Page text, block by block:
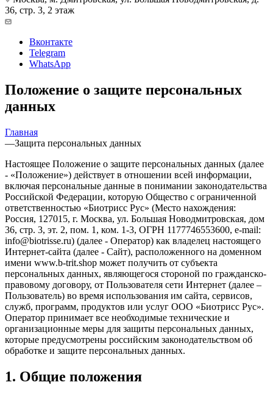
36, стр. 3, 2 этаж
Вконтакте
Telegram
WhatsApp
Положение о защите персональных
данных
Главная
—Защита персональных данных
Настоящее Положение о защите персональных данных (далее
- «Положение») действует в отношении всей информации,
включая персональные данные в понимании законодательства
Российской Федерации, которую Общество с ограниченной
ответственностью «Биотрисс Рус» (Место нахождения:
Россия, 127015, г. Москва, ул. Большая Новодмитровская, дом
36, стр. 3, эт. 2, пом. 1, ком. 1-3, ОГРН 1177746553600, e-mail:
info@biotrisse.ru) (далее - Оператор) как владелец настоящего
Интернет-сайта (далее - Сайт), расположенного на доменном
имени www.b-trit.shop может получить от субъекта
персональных данных, являющегося стороной по гражданско-
правовому договору, от Пользователя сети Интернет (далее –
Пользователь) во время использования им сайта, сервисов,
служб, программ, продуктов или услуг ООО «Биотрисс Рус».
Оператор принимает все необходимые технические и
организационные меры для защиты персональных данных,
которые предусмотрены российским законодательством об
обработке и защите персональных данных.
1. Общие положения